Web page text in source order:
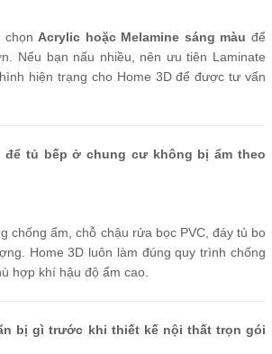
chọn Acrylic hoặc Melamine sáng màu để
Nếu bạn nấu nhiều, nên ưu tiên Laminate
hiện trạng cho Home 3D để được tư vấn
để tủ bếp ở chung cư không bị ẩm theo
chống ẩm, chỗ chậu rửa bọc PVC, đáy tủ bo
Home 3D luôn làm đúng quy trình chống
hợp khí hậu độ ẩm cao.
bị gì trước khi thiết kế nội thất trọn gói